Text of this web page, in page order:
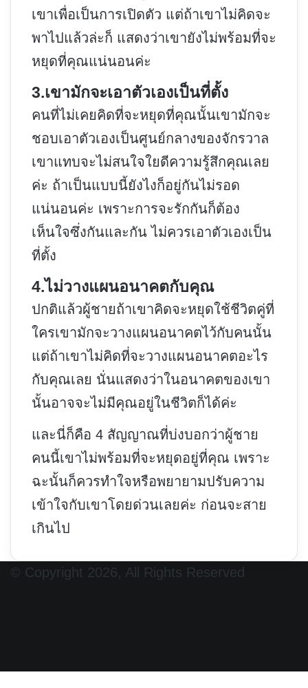
เขาเพื่อเป็นการเปิดตัว แต่ถ้าเขาไม่คิดจะ
พาไปแล้วล่ะก็ แสดงว่าเขายังไม่พร้อมที่จะ
หยุดที่คุณแน่นอนค่ะ
3.เขามักจะเอาตัวเองเป็นที่ตั้ง
คนที่ไม่เคยคิดที่จะหยุดที่คุณนั้นเขามักจะ
ชอบเอาตัวเองเป็นศูนย์กลางของจักรวาล
เขาแทบจะไม่สนใจใยดีความรู้สึกคุณเลย
ค่ะ ถ้าเป็นแบบนี้ยังไงก็อยู่กันไม่รอด
แน่นอนค่ะ เพราะการจะรักกันก็ต้อง
เห็นใจซึ่งกันและกัน ไม่ควรเอาตัวเองเป็น
ที่ตั้ง
4.ไม่วางแผนอนาคตกับคุณ
ปกติแล้วผู้ชายถ้าเขาคิดจะหยุดใช้ชีวิตคู่ที่
ใครเขามักจะวางแผนอนาคตไว้กับคนนั้น
แต่ถ้าเขาไม่คิดที่จะวางแผนอนาคตอะไร
กับคุณเลย นั่นแสดงว่าในอนาคตของเขา
นั้นอาจจะไม่มีคุณอยู่ในชีวิตก็ได้ค่ะ
และนี่ก็คือ 4 สัญญาณที่บ่งบอกว่าผู้ชาย
คนนี้เขาไม่พร้อมที่จะหยุดอยู่ที่คุณ เพราะ
ฉะนั้นก็ควรทำใจหรือพยายามปรับความ
เข้าใจกับเขาโดยด่วนเลยค่ะ ก่อนจะสาย
เกินไป
© Copyright 2026, All Rights Reserved